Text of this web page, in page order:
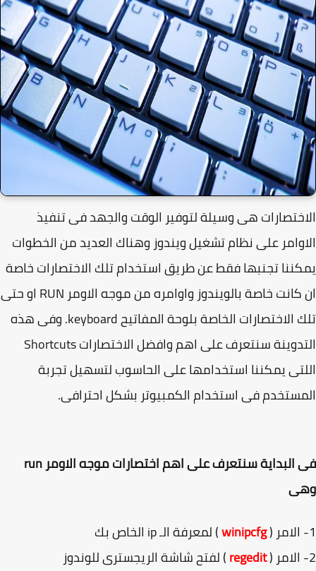
هى وسيلة لتوفير الوقت والجهد فى تنفيذ
على نظام تشغيل ويندوز وهناك العديد من الخطوات
تجنبها فقط عن طريق استخدام تلك الاختصارات خاصة
ان كانت خاصة بالويندوز واوامره من موجه الاومر RUN او حتى
تلك الاختصارات الخاصة بلوحة المفاتيح keyboard. وفى هذه
التدوينة سنتعرف على اهم وافضل الاختصارات Shortcuts
يمكننا استخدامها على الحاسوب لتسهيل تجربة
فى استخدام الكمبيوتر بشكل احترافى.
فى البداية سنتعرف على اهم اختصارات موجه الاومر run
winipcfg) لمعرفة الـ ip الخاص بك
regedit) لفتح شاشة الريجسترى للوندوز